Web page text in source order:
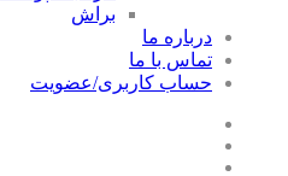
براش
درباره ما
تماس با ما
حساب کاربری/عضویت